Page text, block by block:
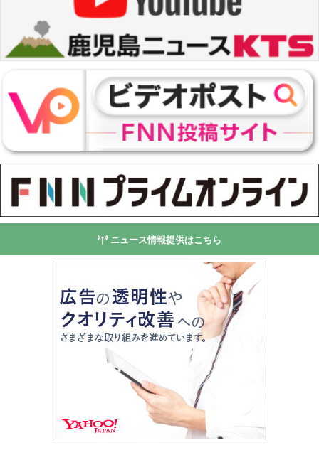
ニュース情報提供はこちら